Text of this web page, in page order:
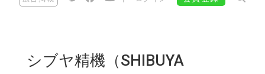
シブヤ精機（SHIBUYA